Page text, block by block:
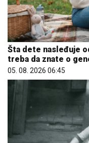
Šta dete nasleđuje
treba da znate o
05. 08. 2026 06:45